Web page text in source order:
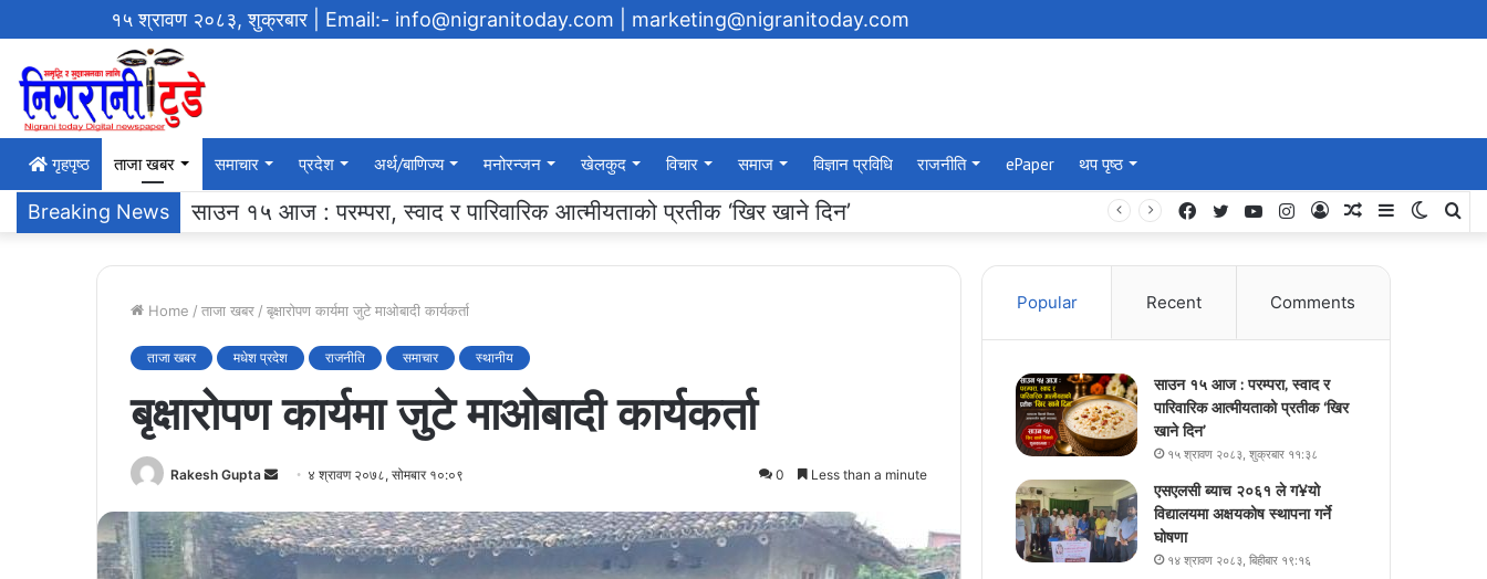
१५ श्रावण २०८३, शुक्रबार | Email:- info@nigranitoday.com | marketing@nigranitoday.com
गृहपृष्‍ठ ताजा खबर समाचार प्रदेश अर्थ/बाणिज्य मनोरन्जन खेलकुद विचार समाज विज्ञान प्रविधि राजनीति ePaper थप पृष्ठ
Breaking News एसएलसी ब्याच २०६१ ले ग¥यो विद्यालयमा अक्षयकोष स्थापना गर्ने घोषणा
Switch
Sidebar
Random
Log
Instagram
YouTube
Twitter
Facebook
Home / ताजा खबर / बृक्षारोपण कार्यमा जुटे माओबादी कार्यकर्ता
ताजा खबर मधेश प्रदेश राजनीति समाचार स्थानीय
बृक्षारोपण कार्यमा जुटे माओबादी कार्यकर्ता
Rakesh Gupta
Send
email
४ श्रावण २०७८, सोमबार १०:०९ 0 Less than a minute
Popular Recent Comments
साउन १५ आज : परम्परा, स्वाद र
पारिवारिक आत्मीयताको प्रतीक ‘खिर
खाने दिन’
१५ श्रावण २०८३, शुक्रबार ११:३८
एसएलसी ब्याच २०६१ ले ग¥यो
विद्यालयमा अक्षयकोष स्थापना गर्ने
घोषणा
१४ श्रावण २०८३, बिहीबार १९:१६